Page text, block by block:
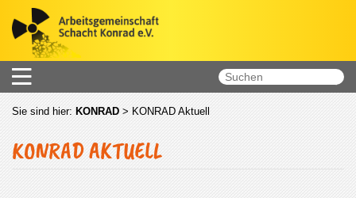
Sie sind hier: KONRAD > KONRAD Aktuell
KONRAD AKTUELL